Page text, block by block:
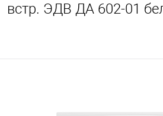
встр. ЭДВ ДА 602-01